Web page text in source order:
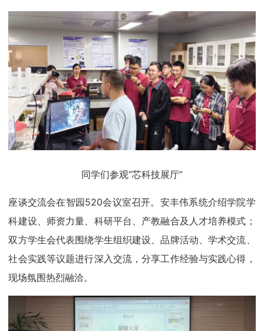
同学们参观“芯科技展厅”
座谈交流会在智园520会议室召开。安丰伟系统介绍学院学
科建设、师资力量、科研平台、产教融合及人才培养模式；
双方学生会代表围绕学生组织建设、品牌活动、学术交流、
社会实践等议题进行深入交流，分享工作经验与实践心得，
现场氛围热烈融洽。